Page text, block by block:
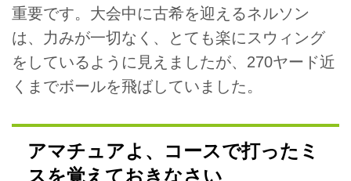
重要です。大会中に古希を迎えるネルソン
は、力みが一切なく、とても楽にスウィング
をしているように見えましたが、270ヤード近
くまでボールを飛ばしていました。
アマチュアよ、コースで打ったミ
スを覚えておきなさい